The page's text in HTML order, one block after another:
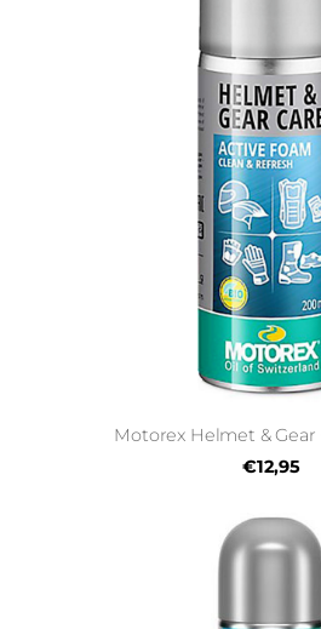
Motorex Helmet & Gear
€12,95